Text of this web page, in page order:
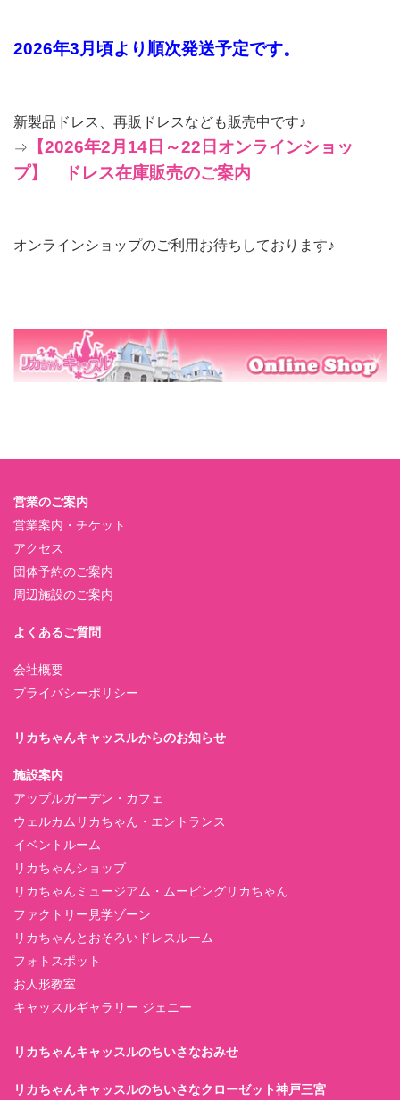
2026年3月頃より順次発送予定です。
新製品ドレス、再販ドレスなども販売中です♪
⇒
【2026年2月14日～22日オンラインショッ
プ】 ドレス在庫販売のご案内
オンラインショップのご利用お待ちしております♪
営業のご案内
営業案内・チケット
アクセス
団体予約のご案内
周辺施設のご案内
よくあるご質問
会社概要
プライバシーポリシー
リカちゃんキャッスルからのお知らせ
施設案内
アップルガーデン・カフェ
ウェルカムリカちゃん・エントランス
イベントルーム
リカちゃんショップ
リカちゃんミュージアム・ムービングリカちゃん
ファクトリー見学ゾーン
リカちゃんとおそろいドレスルーム
フォトスポット
お人形教室
キャッスルギャラリー ジェニー
リカちゃんキャッスルのちいさなおみせ
リカちゃんキャッスルのちいさなクローゼット神戸三宮